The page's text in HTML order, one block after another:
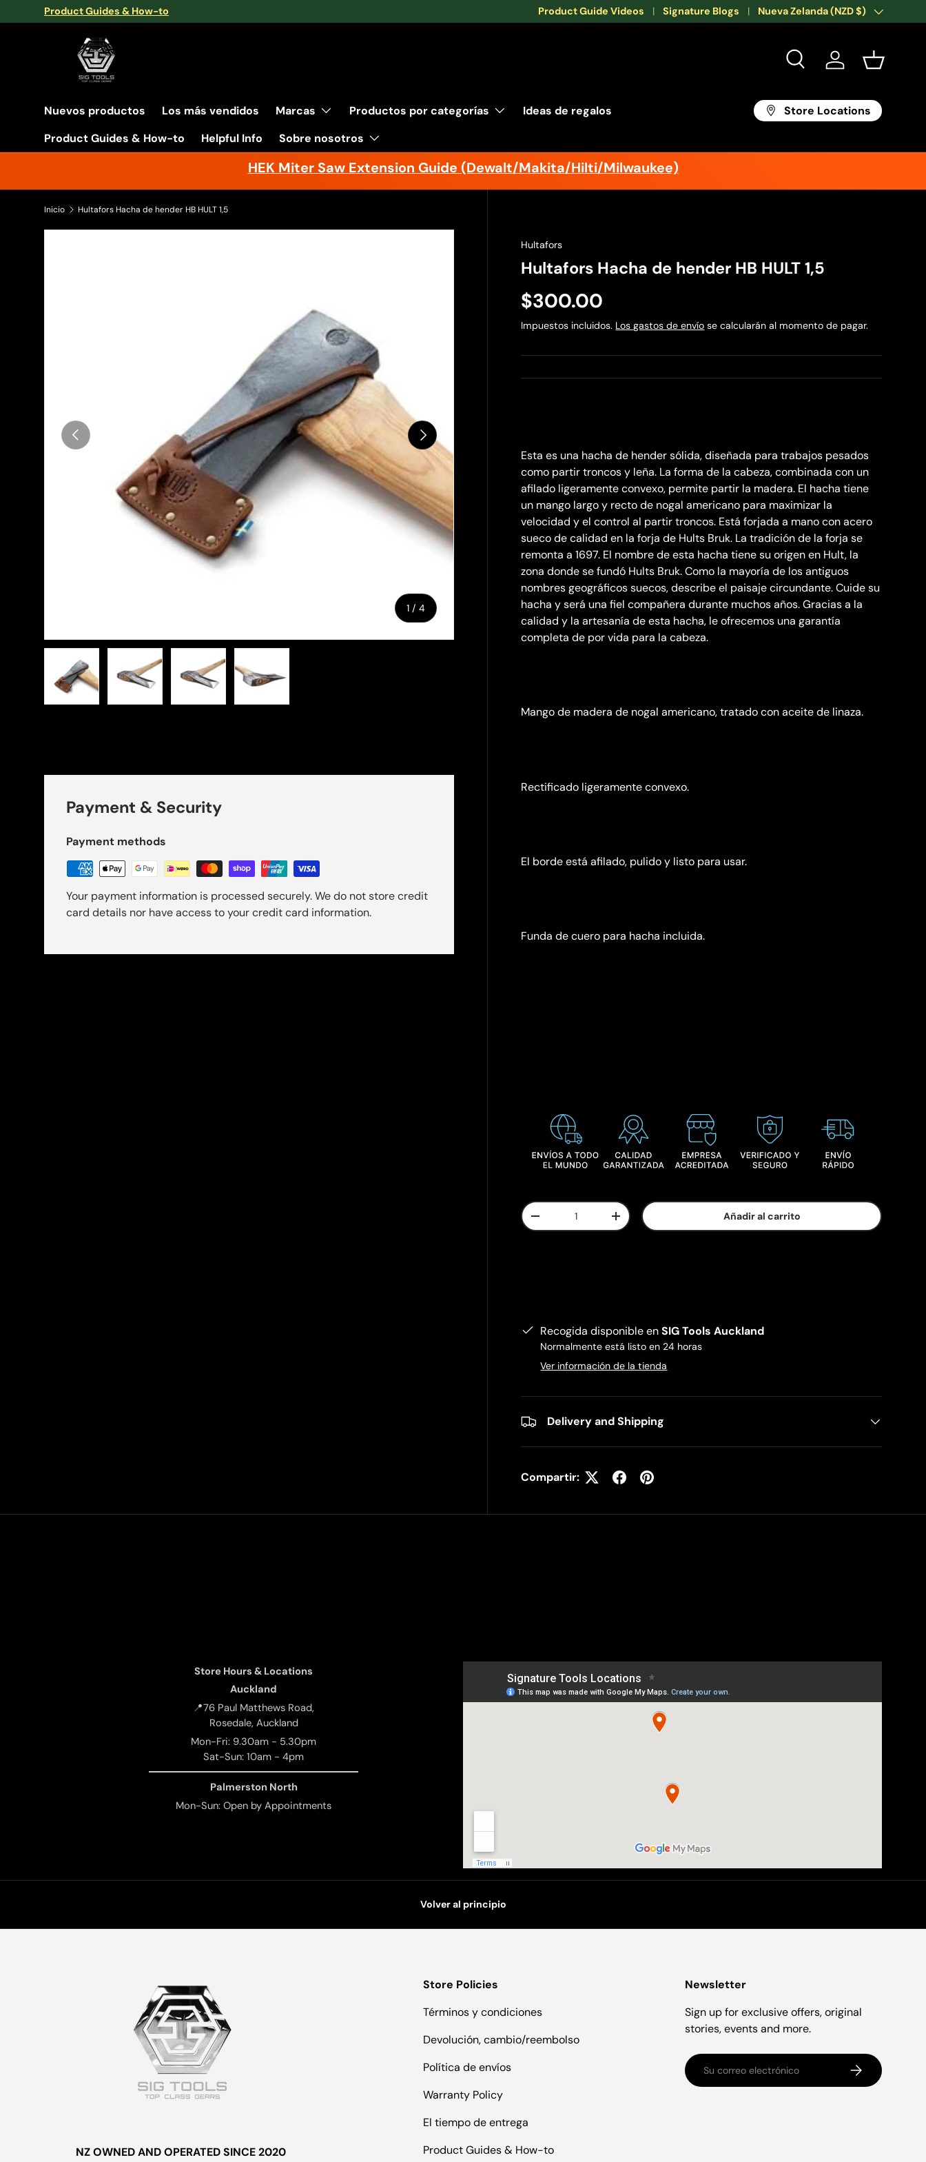
Ir al contenido
Product Guides & How-to Product Guide Videos Signature Blogs País/Región
Nueva Zelanda (NZD $)
Buscar Iniciar sesión
Cesta
Nuevos productos Los más vendidos Marcas Productos por categorías
Ideas de regalos
Product Guides & How-to
Helpful Info Sobre nosotros
Store Locations
HEK Miter Saw Extension Guide (Dewalt/Makita/Hilti/Milwaukee)
Inicio Hultafors Hacha de hender HB HULT 1,5
Anterior
1 /de
4
Siguiente
Hultafors
Hultafors Hacha de hender HB HULT 1,5
$300.00
Impuestos incluidos. Los gastos de envío se calcularán al momento de pagar.
Esta es una hacha de hender sólida, diseñada para trabajos pesados ​​
como partir troncos y leña. La forma de la cabeza, combinada con un
afilado ligeramente convexo, permite partir la madera. El hacha tiene
un mango largo y recto de nogal americano para maximizar la
velocidad y el control al partir troncos. Está forjada a mano con acero
sueco de calidad en la forja de Hults Bruk. La tradición de la forja se
remonta a 1697. El nombre de esta hacha tiene su origen en Hult, la
zona donde se fundó Hults Bruk. Como la mayoría de los antiguos
nombres geográficos suecos, describe el paisaje circundante. Cuide su
hacha y será una fiel compañera durante muchos años. Gracias a la
calidad y la artesanía de esta hacha, le ofrecemos una garantía
completa de por vida para la cabeza.
Mango de madera de nogal americano, tratado con aceite de linaza.
Rectificado ligeramente convexo.
El borde está afilado, pulido y listo para usar.
Funda de cuero para hacha incluida.
Cant.
-
+ Añadir al carrito
Recogida disponible enSIG Tools Auckland
Normalmente está listo en 24 horas
Ver información de la tienda
Delivery and Shipping
Compartir:
Payment & Security
Payment methods
Your payment information is processed securely. We do not store credit
card details nor have access to your credit card information.
Store Hours & Locations
Auckland
📍76 Paul Matthews Road,
Rosedale, Auckland
Mon-Fri: 9.30am - 5.30pm
Sat-Sun: 10am - 4pm
Palmerston North
Mon-Sun: Open by Appointments
Volver al principio
NZ OWNED AND OPERATED SINCE 2020
Store Policies
Términos y condiciones
Devolución, cambio/reembolso
Política de envíos
Warranty Policy
El tiempo de entrega
Product Guides & How-to
Newsletter
Sign up for exclusive offers, original
stories, events and more.
Correo electrónico Suscribirse